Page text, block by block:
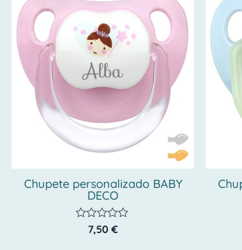
Chupete personalizado BABY
DECO
Valorado
7,50 €